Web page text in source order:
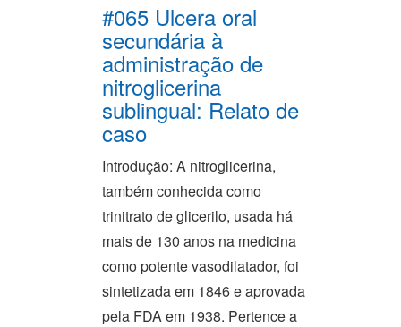
#065 Ulcera oral
secundária à
administração de
nitroglicerina
sublingual: Relato de
caso
Introdução: A nitroglicerina,
também conhecida como
trinitrato de glicerilo, usada há
mais de 130 anos na medicina
como potente vasodilatador, foi
sintetizada em 1846 e aprovada
pela FDA em 1938. Pertence a